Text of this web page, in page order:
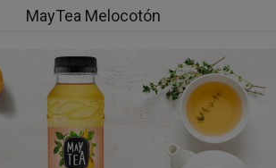
MayTea Melocotón